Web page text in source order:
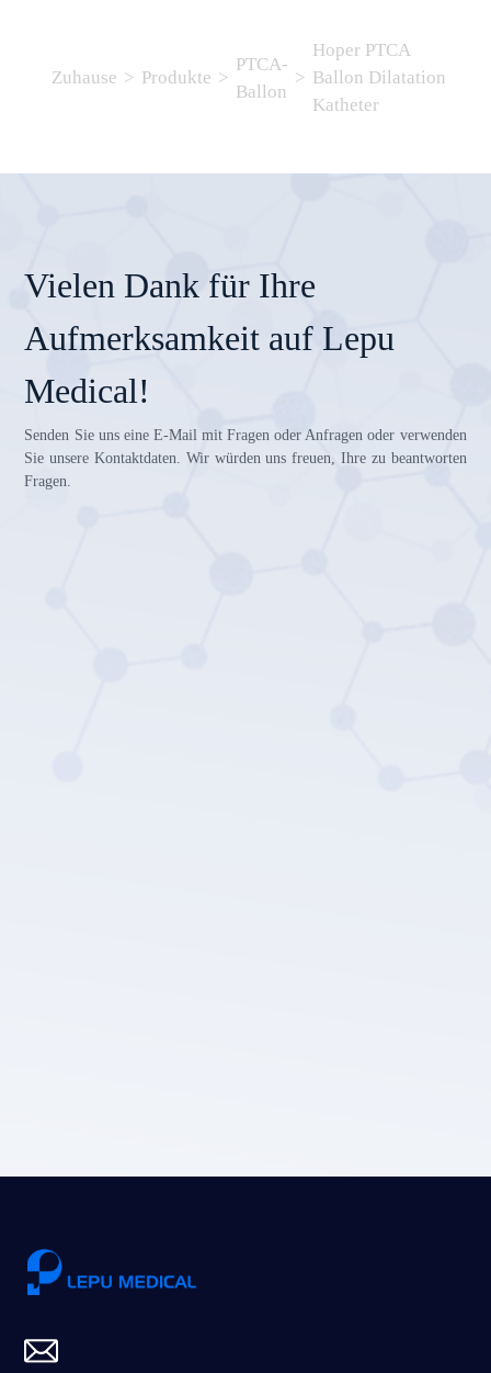
Zuhause > Produkte >
PTCA-
Ballon
>
Hoper PTCA
Ballon Dilatation
Katheter
Vielen Dank für Ihre
Aufmerksamkeit auf Lepu
Medical!
Senden Sie uns eine E-Mail mit Fragen oder Anfragen oder verwenden
Sie unsere Kontaktdaten. Wir würden uns freuen, Ihre zu beantworten
Fragen.